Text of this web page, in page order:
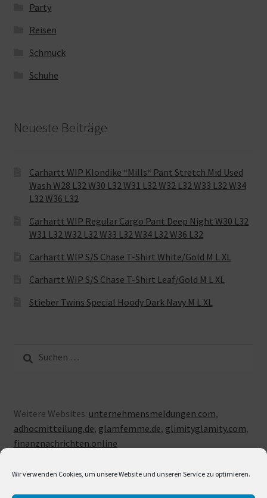
Wir verwenden Cookies, um unsere Website und unseren Service zu optimieren.
Party
Reisen
Schmuck
Schuhe
Neueste Beiträge
Carhartt WIP Klondike “Mills“ Pant Stretch Mid Used
Wash W28 L32 W30 L32 W31 L32 W32 L32 W33 L32 W34
L32 W36 L32
Carhartt WIP Regular Cargo Pant Deep Night W30 L32
W31 L32 W32 L32 W33 L32 W34 L32 W36 L32
Carhartt WIP S/S Chase T-Shirt White/Gold M L XL
Carhartt WIP S/S Chase T-Shirt Leaf/Gold M L XL
Stieber Twins Special Hoody Dark Navy M L XL
nach:
Weitere Websites: unternehmensmeldungen.com,
adhocmitteilung.de, glamfemme.de, glimityglamity.com,
finanznachrichten.online